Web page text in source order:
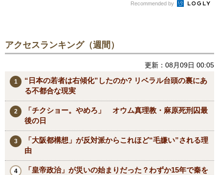
Recommended by
アクセスランキング（週間）
更新：08月09日 00:05
“日本の若者は右傾化”したのか? リベラル台頭の裏にあ
る不都合な現実
「チクショー。やめろ」 オウム真理教・麻原死刑囚最
後の日
「大阪都構想」が反対派からこれほど“毛嫌い”される理
由
「皇帝政治」が災いの始まりだった？わずか15年で秦を